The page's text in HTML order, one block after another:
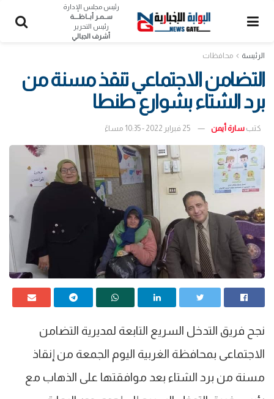
رئيس مجلس الإدارة
ســمـر أبــاظــــة
رئيس التحرير
أشرف الجبالي
الرئيسة محافظات
التضامن الاجتماعي تنقذ مسنة من
برد الشتاء بشوارع طنطا
كتب سارة أيمن 25 فبراير 2022 - 10:35 مساءً
نجح فريق التدخل السريع التابعة لمديرية التضامن
الاجتماعى بمحافظة الغربية اليوم الجمعة من إنقاذ
مسنة من برد الشتاء بعد موافقتها على الذهاب مع